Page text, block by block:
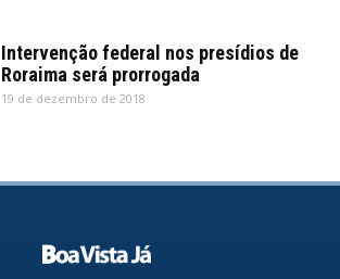
Intervenção federal nos presídios de
Roraima será prorrogada
19 de dezembro de 2018